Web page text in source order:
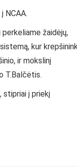
NCAA.
žaidėjų,
kur
ir mokslinį
T.Balčėtis.
stipriai į priekį